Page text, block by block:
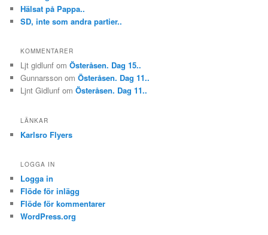
Hälsat på Pappa..
SD, inte som andra partier..
KOMMENTARER
Ljt gidlunf omÖsteråsen. Dag 15..
Gunnarsson omÖsteråsen. Dag 11..
Ljnt Gidlunf omÖsteråsen. Dag 11..
LÄNKAR
Karlsro Flyers
LOGGA IN
Logga in
Flöde för inlägg
Flöde för kommentarer
WordPress.org